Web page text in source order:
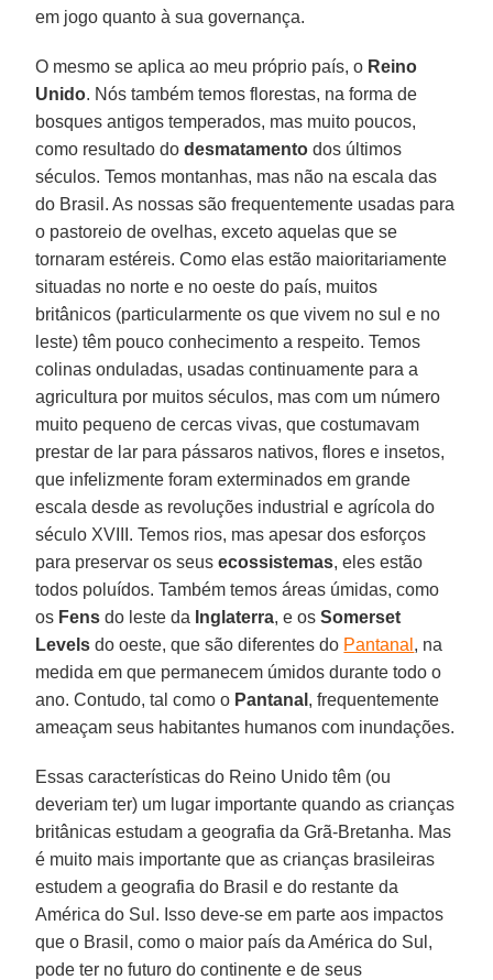
em jogo quanto à sua governança.
O mesmo se aplica ao meu próprio país, o Reino
Unido. Nós também temos florestas, na forma de
bosques antigos temperados, mas muito poucos,
como resultado dodesmatamento dos últimos
séculos. Temos montanhas, mas não na escala das
do Brasil. As nossas são frequentemente usadas para
o pastoreio de ovelhas, exceto aquelas que se
tornaram estéreis. Como elas estão maioritariamente
situadas no norte e no oeste do país, muitos
britânicos (particularmente os que vivem no sul e no
leste) têm pouco conhecimento a respeito. Temos
colinas onduladas, usadas continuamente para a
agricultura por muitos séculos, mas com um número
muito pequeno de cercas vivas, que costumavam
prestar de lar para pássaros nativos, flores e insetos,
que infelizmente foram exterminados em grande
escala desde as revoluções industrial e agrícola do
século XVIII. Temos rios, mas apesar dos esforços
para preservar os seusecossistemas, eles estão
todos poluídos. Também temos áreas úmidas, como
os Fens do leste da Inglaterra, e osSomerset
Levels do oeste, que são diferentes do Pantanal , na
medida em que permanecem úmidos durante todo o
ano. Contudo, tal como o Pantanal , frequentemente
ameaçam seus habitantes humanos com inundações.
Essas características do Reino Unido têm (ou
deveriam ter) um lugar importante quando as crianças
britânicas estudam a geografia da Grã-Bretanha. Mas
é muito mais importante que as crianças brasileiras
estudem a geografia do Brasil e do restante da
América do Sul. Isso deve-se em parte aos impactos
que o Brasil, como o maior país da América do Sul,
pode ter no futuro do continente e de seus